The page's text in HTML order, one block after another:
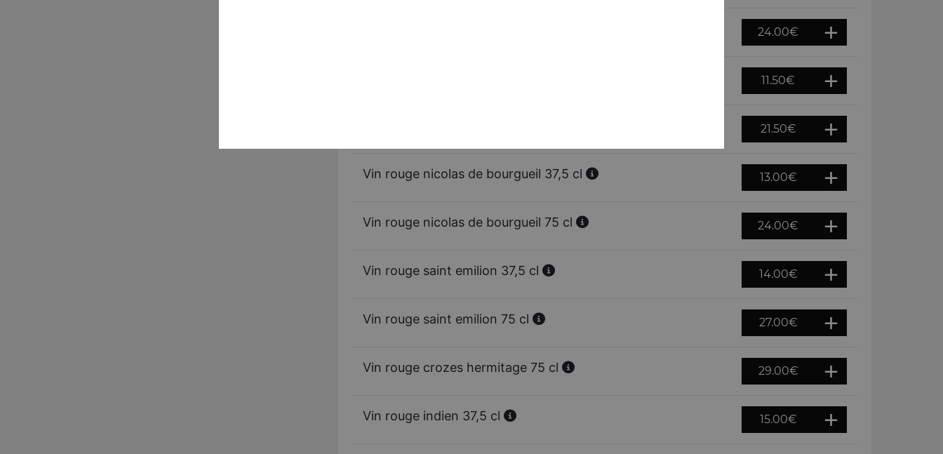
24.00€
11.50€
21.50€
Vin rouge nicolas de bourgueil 37,5 cl 13.00€
Vin rouge nicolas de bourgueil 75 cl 24.00€
Vin rouge saint emilion 37,5 cl 14.00€
Vin rouge saint emilion 75 cl 27.00€
Vin rouge crozes hermitage 75 cl 29.00€
Vin rouge indien 37,5 cl 15.00€